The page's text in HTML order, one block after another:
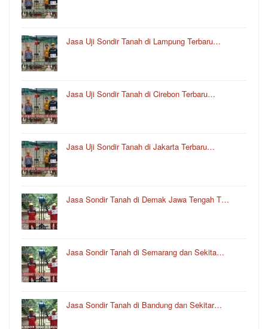
Jasa Uji Sondir Tanah di Lampung Terbaru…
Jasa Uji Sondir Tanah di Cirebon Terbaru…
Jasa Uji Sondir Tanah di Jakarta Terbaru…
Jasa Sondir Tanah di Demak Jawa Tengah T…
Jasa Sondir Tanah di Semarang dan Sekita…
Jasa Sondir Tanah di Bandung dan Sekitar…